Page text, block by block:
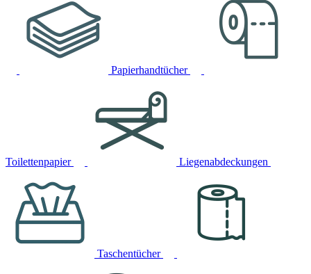
Papierhandtücher
Toilettenpapier Liegenabdeckungen
Taschentücher